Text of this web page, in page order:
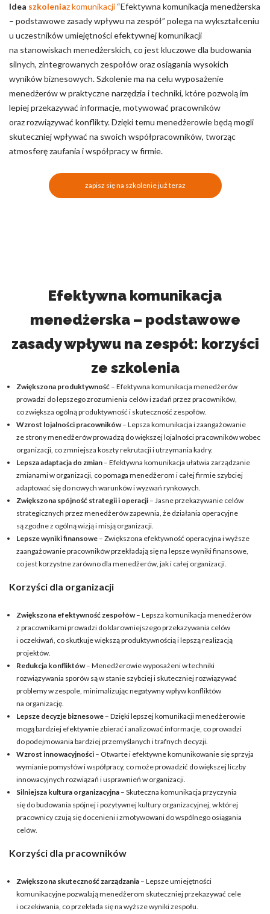
Idea szkoleniaz komunikacji “Efektywna komunikacja menedżerska
– podstawowe zasady wpływu na zespół” polega na wykształceniu
u uczestników umiejętności efektywnej komunikacji
na stanowiskach menedżerskich, co jest kluczowe dla budowania
silnych, zintegrowanych zespołów oraz osiągania wysokich
wyników biznesowych. Szkolenie ma na celu wyposażenie
menedżerów w praktyczne narzędzia i techniki, które pozwolą im
lepiej przekazywać informacje, motywować pracowników
oraz rozwiązywać konflikty. Dzięki temu menedżerowie będą mogli
skuteczniej wpływać na swoich współpracowników, tworząc
atmosferę zaufania i współpracy w firmie.
zapisz się na szkolenie już teraz
Efektywna komunikacja
menedżerska – podstawowe
zasady wpływu na zespół: korzyści
ze szkolenia
Zwiększona produktywność – Efektywna komunikacja menedżerów
prowadzi do lepszego zrozumienia celów i zadań przez pracowników,
co zwiększa ogólną produktywność i skuteczność zespołów.
Wzrost lojalności pracowników– Lepsza komunikacja i zaangażowanie
ze strony menedżerów prowadzą do większej lojalności pracowników wobec
organizacji, co zmniejsza koszty rekrutacji i utrzymania kadry.
Lepsza adaptacja do zmian – Efektywna komunikacja ułatwia zarządzanie
zmianami w organizacji, co pomaga menedżerom i całej firmie szybciej
adaptować się do nowych warunków i wyzwań rynkowych.
Zwiększona spójność strategii i operacji – Jasne przekazywanie celów
strategicznych przez menedżerów zapewnia, że działania operacyjne
są zgodne z ogólną wizją i misją organizacji.
Lepsze wyniki finansowe – Zwiększona efektywność operacyjna i wyższe
zaangażowanie pracowników przekładają się na lepsze wyniki finansowe,
co jest korzystne zarówno dla menedżerów, jak i całej organizacji.
Korzyści dla organizacji
Zwiększona efektywność zespołów– Lepsza komunikacja menedżerów
z pracownikami prowadzi do klarowniejszego przekazywania celów
i oczekiwań, co skutkuje większą produktywnością i lepszą realizacją
projektów.
Redukcja konfliktów– Menedżerowie wyposażeni w techniki
rozwiązywania sporów są w stanie szybciej i skuteczniej rozwiązywać
problemy w zespole, minimalizując negatywny wpływ konfliktów
na organizację.
Lepsze decyzje biznesowe – Dzięki lepszej komunikacji menedżerowie
mogą bardziej efektywnie zbierać i analizować informacje, co prowadzi
do podejmowania bardziej przemyślanych i trafnych decyzji.
Wzrost innowacyjności – Otwarte i efektywne komunikowanie się sprzyja
wymianie pomysłów i współpracy, co może prowadzić do większej liczby
innowacyjnych rozwiązań i usprawnień w organizacji.
Silniejsza kultura organizacyjna – Skuteczna komunikacja przyczynia
się do budowania spójnej i pozytywnej kultury organizacyjnej, w której
pracownicy czują się docenieni i zmotywowani do wspólnego osiągania
celów.
Korzyści dla pracowników
Zwiększona skuteczność zarządzania – Lepsze umiejętności
komunikacyjne pozwalają menedżerom skuteczniej przekazywać cele
i oczekiwania, co przekłada się na wyższe wyniki zespołu.